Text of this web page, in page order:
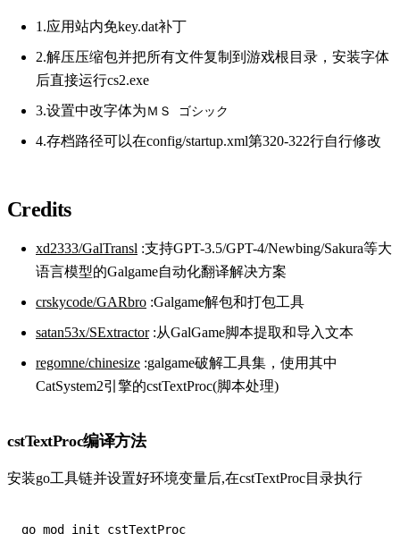
1.应用站内免key.dat补丁
2.解压压缩包并把所有文件复制到游戏根目录，安装字体
后直接运行cs2.exe
3.设置中改字体为ＭＳ ゴシック
4.存档路径可以在config/startup.xml第320-322行自行修改
Credits
xd2333/GalTransl :支持GPT-3.5/GPT-4/Newbing/Sakura等大
语言模型的Galgame自动化翻译解决方案
crskycode/GARbro :Galgame解包和打包工具
satan53x/SExtractor:从GalGame脚本提取和导入文本
regomne/chinesize :galgame破解工具集，使用其中
CatSystem2引擎的cstTextProc(脚本处理)
cstTextProc编译方法
安装go工具链并设置好环境变量后,在cstTextProc目录执行
go mod init cstTextProc